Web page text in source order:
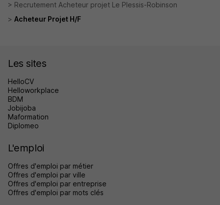
Recrutement Acheteur projet Le Plessis-Robinson
Acheteur Projet H/F
Les sites
HelloCV
Helloworkplace
BDM
Jobijoba
Maformation
Diplomeo
L'emploi
Offres d'emploi par métier
Offres d'emploi par ville
Offres d'emploi par entreprise
Offres d'emploi par mots clés